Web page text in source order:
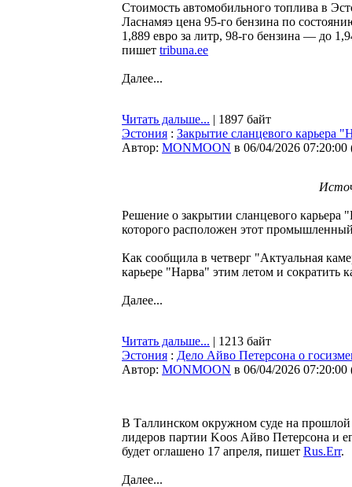
Стоимость автомобильного топлива в
Ласнамяэ цена 95-го бензина по
1,889 евро за литр, 98-го бензина — до
пишет tribuna.ee
Далее...
Читать дальше... | 1897 байт
Эстония : Закрытие сланцевого карьера
Автор: MONMOON в 06/04/2026 07:20:00
Решение о закрытии сланцевого
которого расположен этот
Как сообщила в четверг "Актуальная
карьере "Нарва" этим летом и сократить
Далее...
Читать дальше... | 1213 байт
Эстония : Дело Айво Петерсона о
Автор: MONMOON в 06/04/2026 07:20:00
В Таллинском окружном суде на прошлой
лидеров партии Koos Айво Петерсона и
будет оглашено 17 апреля, пишет Rus.Err.
Далее...